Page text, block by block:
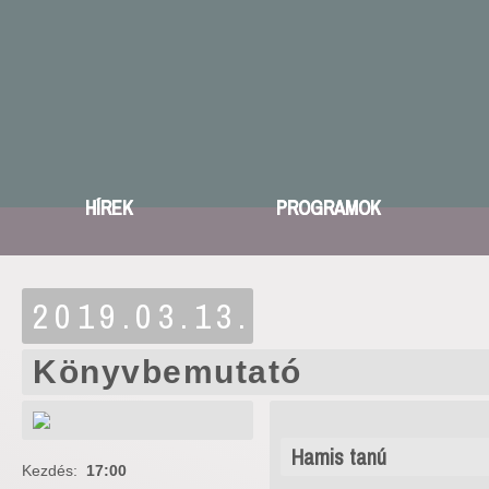
HÍREK PROGRAMOK
2019.03.13.
Könyvbemutató
Hamis tanú
Kezdés: 17:00